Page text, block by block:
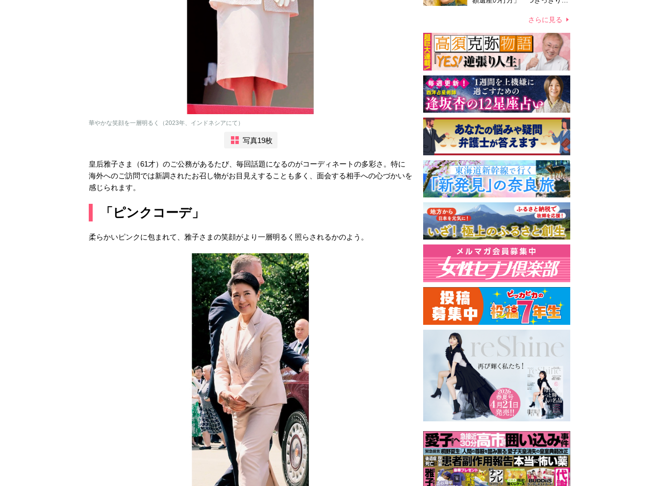
華やかな笑顔を一層明るく（2023年、インドネシアにて）
写真19枚
皇后雅子さま（61才）のご公務があるたび、毎回話題になるのがコーディネートの多彩さ。特に
海外へのご訪問では新調されたお召し物がお目見えすることも多く、面会する相手への心づかいを
感じられます。
「ピンクコーデ」
柔らかいピンクに包まれて、雅子さまの笑顔がより一層明るく照らされるかのよう。
さらに見る